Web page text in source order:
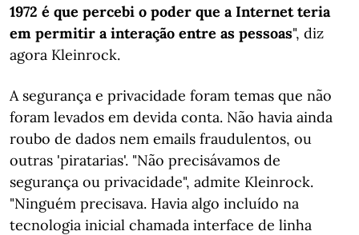
1972 é que percebi o poder que a Internet teria
em permitir a interação entre as pessoas", diz
agora Kleinrock.
A segurança e privacidade foram temas que não
foram levados em devida conta. Não havia ainda
roubo de dados nem emails fraudulentos, ou
outras 'piratarias'. "Não precisávamos de
segurança ou privacidade", admite Kleinrock.
"Ninguém precisava. Havia algo incluído na
tecnologia inicial chamada interface de linha